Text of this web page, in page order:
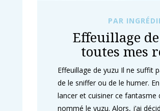
PAR
Effeuillage
toutes mes
Effeuillage de yuzu Il ne suffit
de le sniffer ou de le humer.
lancer et cuisiner ce fantasme
nommé le yuzu. Alors, j’ai